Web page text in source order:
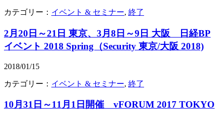
カテゴリー： イベント & セミナー, 終了
2月20日～21日 東京、3月8日～9日 大阪 日経BP
イベント 2018 Spring（Security 東京/大阪 2018)
2018/01/15
カテゴリー： イベント & セミナー, 終了
10月31日～11月1日開催 vFORUM 2017 TOKYO